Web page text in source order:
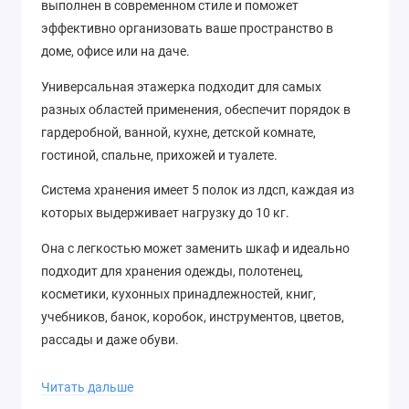
выполнен в современном стиле и поможет
эффективно организовать ваше пространство в
доме, офисе или на даче.
Универсальная этажерка подходит для самых
разных областей применения, обеспечит порядок в
гардеробной, ванной, кухне, детской комнате,
гостиной, спальне, прихожей и туалете.
Система хранения имеет 5 полок из лдсп, каждая из
которых выдерживает нагрузку до 10 кг.
Она с легкостью может заменить шкаф и идеально
подходит для хранения одежды, полотенец,
косметики, кухонных принадлежностей, книг,
учебников, банок, коробок, инструментов, цветов,
рассады и даже обуви.
Читать дальше